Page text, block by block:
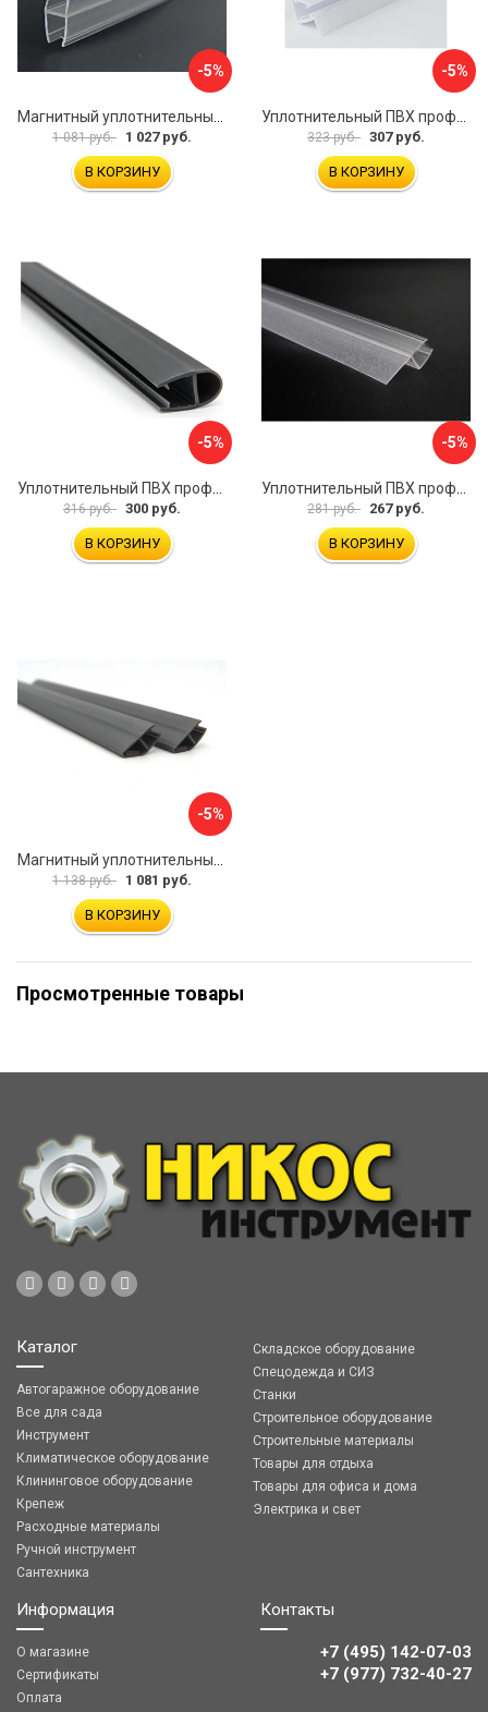
-5%
Магнитный уплотнительный профиль для стекла 8 мм SERVICE PLUS PVH04-914KW8
1 081 руб. 1 027 руб.
В КОРЗИНУ
-5%
Уплотнительный ПВХ профиль для стекла 8мм SERVICE PLUS PVH04-403/7WM8
323 руб. 307 руб.
В КОРЗИНУ
-5%
316 руб. 300 руб.
В КОРЗИНУ
-5%
281 руб. 267 руб.
В КОРЗИНУ
-5%
1 138 руб. 1 081 руб.
В КОРЗИНУ
Просмотренные товары
Каталог
Автогаражное оборудование
Все для сада
Инструмент
Климатическое оборудование
Клининговое оборудование
Крепеж
Расходные материалы
Ручной инструмент
Сантехника
Складское оборудование
Спецодежда и СИЗ
Станки
Строительное оборудование
Строительные материалы
Товары для отдыха
Товары для офиса и дома
Электрика и свет
Информация
О магазине
Сертификаты
Оплата
Контакты
+7 (495) 142-07-03
‎‎+7 (977) 732-40-27